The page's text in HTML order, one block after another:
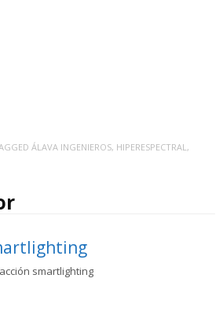
ÁLAVA INGENIEROS, HIPERESPECTRAL ,
smartlighting